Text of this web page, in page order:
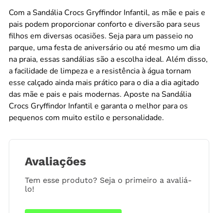
Com a Sandália Crocs Gryffindor Infantil, as mãe e pais e
pais podem proporcionar conforto e diversão para seus
filhos em diversas ocasiões. Seja para um passeio no
parque, uma festa de aniversário ou até mesmo um dia
na praia, essas sandálias são a escolha ideal. Além disso,
a facilidade de limpeza e a resistência à água tornam
esse calçado ainda mais prático para o dia a dia agitado
das mãe e pais e pais modernas. Aposte na Sandália
Crocs Gryffindor Infantil e garanta o melhor para os
pequenos com muito estilo e personalidade.
Avaliações
Tem esse produto? Seja o primeiro a avaliá-
lo!